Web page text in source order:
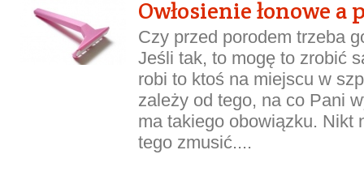
Owłosienie łonowe a
Czy przed porodem trzeba
Jeśli tak, to mogę to zrobić
robi to ktoś na miejscu w
zależy od tego, na co Pani
ma takiego obowiązku. Nikt
tego zmusić....